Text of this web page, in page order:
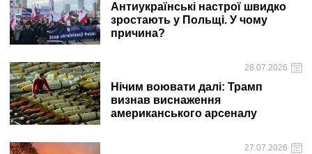
Антиукраїнські настрої швидко
зростають у Польщі. У чому
причина?
28.07.2026
Нічим воювати далі: Трамп
визнав виснаження
американського арсеналу
27.07.2026